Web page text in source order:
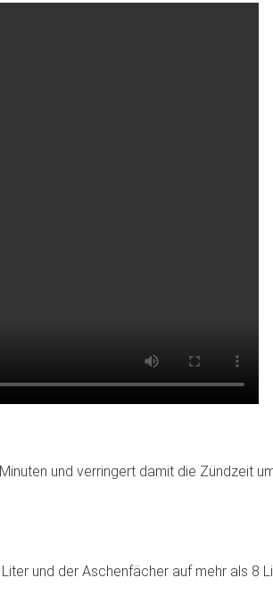
und verringert damit die Zündzeit
und der Aschenfächer auf mehr als 8